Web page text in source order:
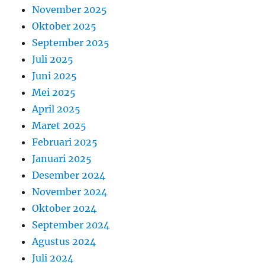
November 2025
Oktober 2025
September 2025
Juli 2025
Juni 2025
Mei 2025
April 2025
Maret 2025
Februari 2025
Januari 2025
Desember 2024
November 2024
Oktober 2024
September 2024
Agustus 2024
Juli 2024